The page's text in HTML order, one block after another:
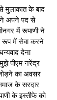
मुलाकात के बाद
ने अपने पद से
में रूपाणी ने
रूप में सेवा करने
देना
पीएम नरेंद्र
का अवसर
के सरदार
के इस्तीफे को